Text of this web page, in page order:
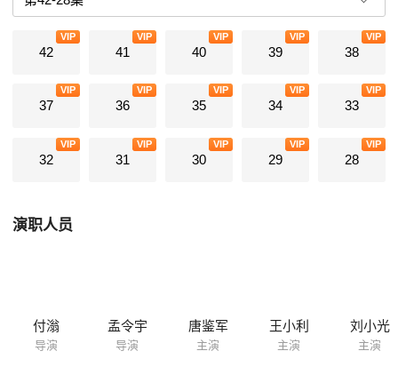
42
VIP
41
VIP
40
VIP
39
VIP
38
VIP
37
VIP
36
VIP
35
VIP
34
VIP
33
VIP
32
VIP
31
VIP
30
VIP
29
VIP
28
VIP
演职人员
付滃
导演
孟令宇
导演
唐鉴军
主演
王小利
主演
刘小光
主演